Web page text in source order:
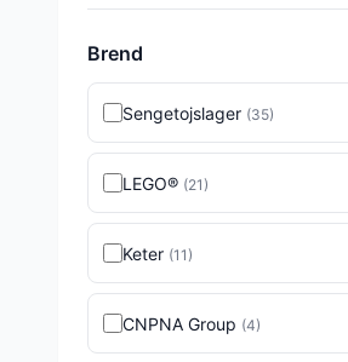
Brend
Sengetojslager (35)
LEGO® (21)
Keter (11)
CNPNA Group (4)